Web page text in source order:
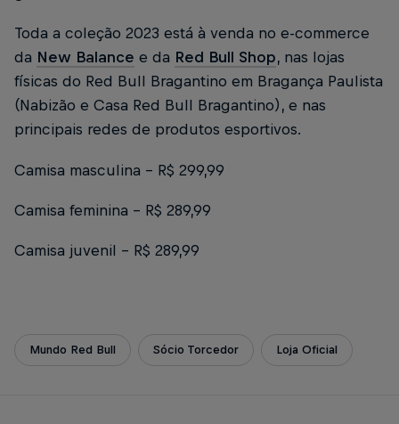
Toda a coleção 2023 está à venda no e-commerce
da New Balance e da Red Bull Shop, nas lojas
físicas do Red Bull Bragantino em Bragança Paulista
(Nabizão e Casa Red Bull Bragantino), e nas
principais redes de produtos esportivos.
Camisa masculina - R$ 299,99
Camisa feminina - R$ 289,99
Camisa juvenil - R$ 289,99
Mundo Red Bull Sócio Torcedor Loja Oficial